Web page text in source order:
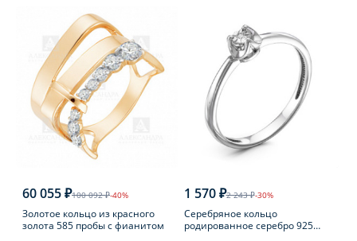
60 055 ₽100 092 ₽-40%
Золотое кольцо из красного
золота 585 пробы с фианитом
1 570 ₽2 243 ₽-30%
Серебряное кольцо
родированное серебро 925